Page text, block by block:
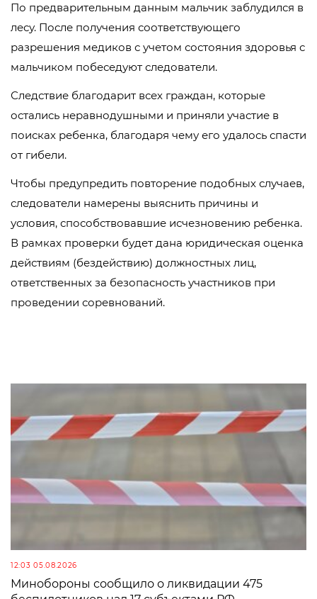
По предварительным данным мальчик заблудился в
лесу. После получения соответствующего
разрешения медиков с учетом состояния здоровья с
мальчиком побеседуют следователи.
Следствие благодарит всех граждан, которые
остались неравнодушными и приняли участие в
поисках ребенка, благодаря чему его удалось спасти
от гибели.
Чтобы предупредить повторение подобных случаев,
следователи намерены выяснить причины и
условия, способствовавшие исчезновению ребенка.
В рамках проверки будет дана юридическая оценка
действиям (бездействию) должностных лиц,
ответственных за безопасность участников при
проведении соревнований.
12:03 05.08.2026
Минобороны сообщило о ликвидации 475